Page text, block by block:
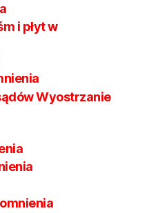
i płyt w
Wyostrzanie